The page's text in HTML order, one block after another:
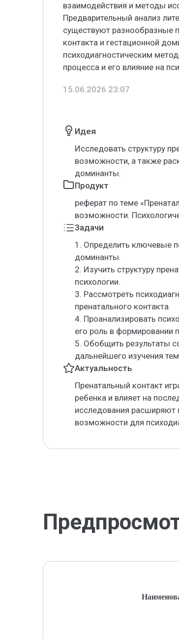
взаимодействия и методы
Предварительный анализ
существуют разнообразные
контакта и гестационной
психодиагностическим
процесса и его влияние на
15.06.2026 23:07
Идея
Исследовать структуру
возможности, а также
доминанты.
Продукт
реферат по теме
возможности.
Задачи
1. Определить ключевые
доминанты.
2. Изучить структуру
психологии.
3. Рассмотреть
пренатального контакта.
4. Проанализировать
его роль в формировании
5. Обобщить результаты
дальнейшего изучения
Актуальность
Пренатальный контакт
ребенка и влияет на
исследования расширяют
возможности для